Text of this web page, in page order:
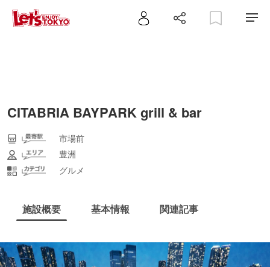
CITABRIA BAYPARK grill & bar
市場前
豊洲
グルメ
施設概要 基本情報 関連記事